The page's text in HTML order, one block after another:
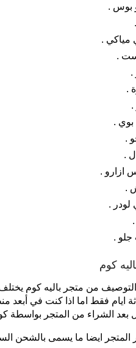
بوس .
مياكي .
.
.
.
.
بوي .
.
.
ازارو .
.
لودر .
جلو .
كوم
من متجر باليه كوم
ايام فقط اما اذا كنت في
بعد الشراء من المتجر بواسطة
المتجر ايضا ما يسمى بالشحن